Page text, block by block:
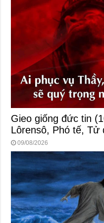
Gieo giống đức tin
Lôrensô, Phó tế, Tử
09/08/2026